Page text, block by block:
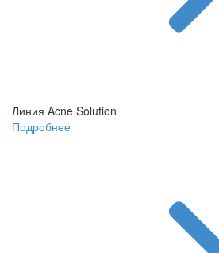
Линия Acne Solution
Подробнее